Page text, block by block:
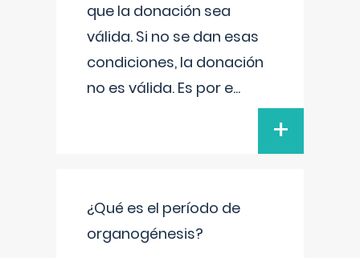
que la donación sea
válida. Si no se dan esas
condiciones, la donación
no es válida. Es por e...
+
¿Qué es el período de
organogénesis?